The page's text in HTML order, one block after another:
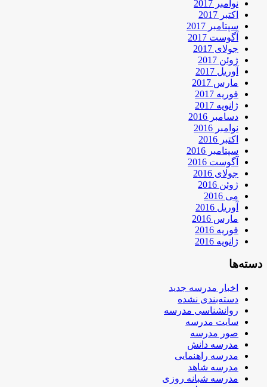
نوامبر 2017
اکتبر 2017
سپتامبر 2017
آگوست 2017
جولای 2017
ژوئن 2017
آوریل 2017
مارس 2017
فوریه 2017
ژانویه 2017
دسامبر 2016
نوامبر 2016
اکتبر 2016
سپتامبر 2016
آگوست 2016
جولای 2016
ژوئن 2016
می 2016
آوریل 2016
مارس 2016
فوریه 2016
ژانویه 2016
دسته‌ها
اخبار مدرسه جدید
دسته‌بندی نشده
روانشناسی مدرسه
سایت مدرسه
صور مدرسه
مدرسه دانش
مدرسه راهنمایی
مدرسه شاهد
مدرسه شبانه روزی